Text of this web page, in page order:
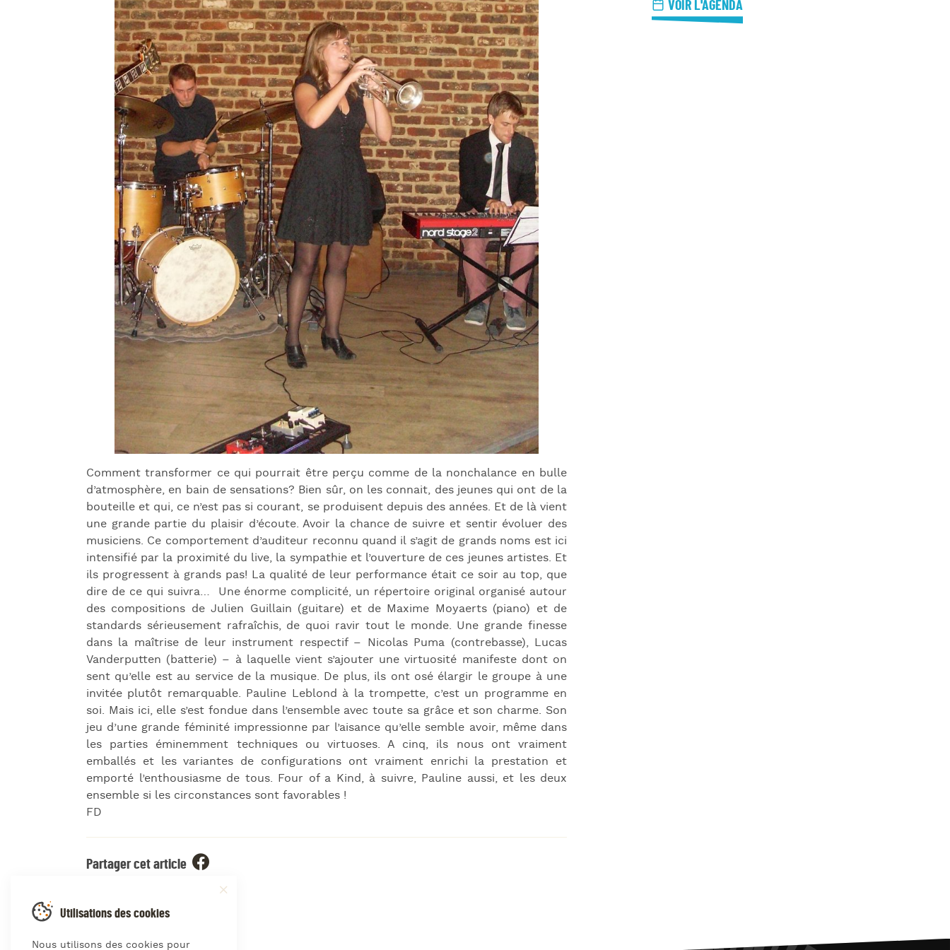
Jazz Nights
Comment transformer ce qui pourrait être perçu comme de la nonchalance en bulle
d’atmosphère, en bain de sensations? Bien sûr, on les connait, des jeunes qui ont de la
bouteille et qui, ce n’est pas si courant, se produisent depuis des années. Et de là vient
une grande partie du plaisir d’écoute. Avoir la chance de suivre et sentir évoluer des
musiciens. Ce comportement d’auditeur reconnu quand il s’agit de grands noms est ici
intensifié par la proximité du live, la sympathie et l’ouverture de ces jeunes artistes. Et
ils progressent à grands pas! La qualité de leur performance était ce soir au top, que
dire de ce qui suivra… Une énorme complicité, un répertoire original organisé autour
des compositions de Julien Guillain (guitare) et de Maxime Moyaerts (piano) et de
standards sérieusement rafraîchis, de quoi ravir tout le monde. Une grande finesse
dans la maîtrise de leur instrument respectif – Nicolas Puma (contrebasse), Lucas
Vanderputten (batterie) – à laquelle vient s’ajouter une virtuosité manifeste dont on
sent qu’elle est au service de la musique. De plus, ils ont osé élargir le groupe à une
invitée plutôt remarquable. Pauline Leblond à la trompette, c’est un programme en
soi. Mais ici, elle s’est fondue dans l’ensemble avec toute sa grâce et son charme. Son
jeu d’une grande féminité impressionne par l’aisance qu’elle semble avoir, même dans
les parties éminemment techniques ou virtuoses. A cinq, ils nous ont vraiment
emballés et les variantes de configurations ont vraiment enrichi la prestation et
emporté l’enthousiasme de tous. Four of a Kind, à suivre, Pauline aussi, et les deux
ensemble si les circonstances sont favorables !
FD
Partager cet article
VOIR L'AGENDA
Utilisations des cookies
Nous utilisons des cookies pour